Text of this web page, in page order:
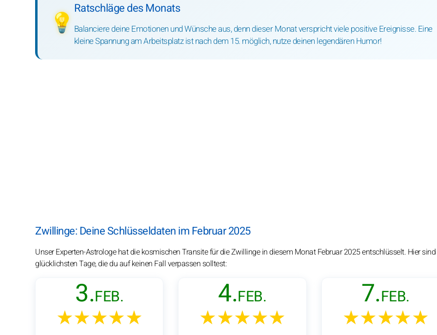
💡
Ratschläge des Monats
Balanciere deine Emotionen und Wünsche aus, denn dieser Monat verspricht viele positive Ereignisse. Eine
kleine Spannung am Arbeitsplatz ist nach dem 15. möglich, nutze deinen legendären Humor!
Zwillinge: Deine Schlüsseldaten im Februar 2025
Unser Experten-Astrologe hat die kosmischen Transite für die Zwillinge in diesem Monat Februar 2025 entschlüsselt. Hier
glücklichsten Tage, die du auf keinen Fall verpassen solltest:
3.FEB.
★★★★★
4.FEB.
★★★★★
7.FEB.
★★★★★